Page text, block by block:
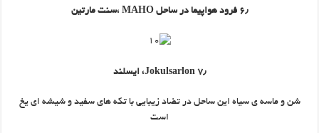
۶٫ فرود هواپیما در ساحل MAHO ،سنت مارتین
۷٫ Jokulsarlon، ایسلند
شن و ماسه ی سیاه این ساحل در تضاد زیبایی با تکه های سفید و شیشه ای یخ
است